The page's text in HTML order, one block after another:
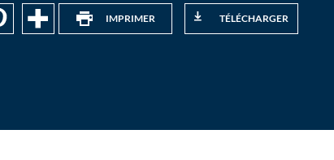
IMPRIMER TÉLÉCHARGER